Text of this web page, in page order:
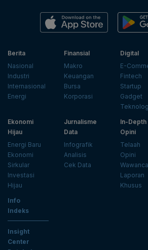
Berita
Nasional
Industri
Internasional
Energi
Finansial
Makro
Keuangan
Bursa
Korporasi
Digital
E-
Fintech
Startup
Gadget
Ekonomi
Hijau
Energi Baru
Ekonomi
Sirkular
Investasi
Hijau
Jurnalisme
Data
Infografik
Analisis
Cek Data
In-Depth
Opini
Telaah
Opini
Laporan
Khusus
Info
Indeks
Insight
Center